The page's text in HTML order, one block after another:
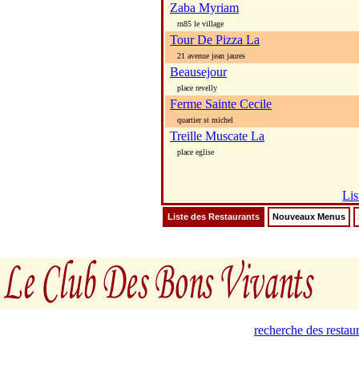
Zaba Myriam
rn85 le village
Tour De Pizza La
21 avenue jean jaures
Beausejour
place revelly
Ferme Sainte Cecile
quartier st michel
Treille Muscate La
place eglise
Liste des Restaurants Nouveaux Menus
recherche des